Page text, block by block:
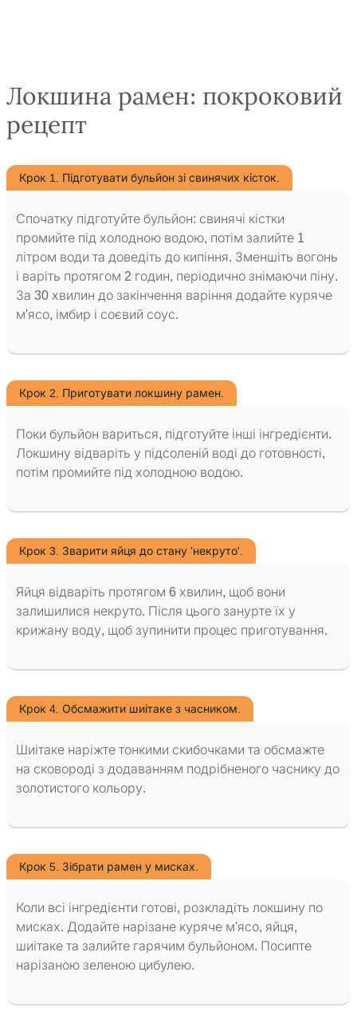
Локшина рамен: покроковий
рецепт
Крок 1. Підготувати бульйон зі свинячих кісток.
Спочатку підготуйте бульйон: свинячі кістки
промийте під холодною водою, потім залийте 1
літром води та доведіть до кипіння. Зменшіть вогонь
і варіть протягом 2 годин, періодично знімаючи піну.
За 30 хвилин до закінчення варіння додайте куряче
м'ясо, імбир і соєвий соус.
Крок 2. Приготувати локшину рамен.
Поки бульйон вариться, підготуйте інші інгредієнти.
Локшину відваріть у підсоленій воді до готовності,
потім промийте під холодною водою.
Крок 3. Зварити яйця до стану 'некруто'.
Яйця відваріть протягом 6 хвилин, щоб вони
залишилися некруто. Після цього занурте їх у
крижану воду, щоб зупинити процес приготування.
Крок 4. Обсмажити шиітаке з часником.
Шиітаке наріжте тонкими скибочками та обсмажте
на сковороді з додаванням подрібненого часнику до
золотистого кольору.
Крок 5. Зібрати рамен у мисках.
Коли всі інгредієнти готові, розкладіть локшину по
мисках. Додайте нарізане куряче м'ясо, яйця,
шиітаке та залийте гарячим бульйоном. Посипте
нарізаною зеленою цибулею.